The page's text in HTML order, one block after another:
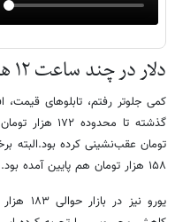
دلار در چند ساعت ۱۲ هزار تومان عقب‌نشینی کرد
کمی جلوتر رفتم، تابلوهای
تومان عقب‌نشینی کرده بود.البته
۱۵۸ هزار تومان هم پایین آمده بود.
یورو